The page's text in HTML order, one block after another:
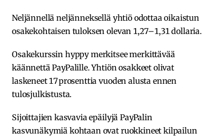
Neljännellä neljänneksellä yhtiö odottaa oikaistun
osakekohtaisen tuloksen olevan 1,27–1,31 dollaria.
Osakekurssin hyppy merkitsee merkittävää
käännettä PayPalille. Yhtiön osakkeet olivat
laskeneet 17 prosenttia vuoden alusta ennen
tulosjulkistusta.
Sijoittajien kasvavia epäilyjä PayPalin
kasvunäkymiä kohtaan ovat ruokkineet kilpailun